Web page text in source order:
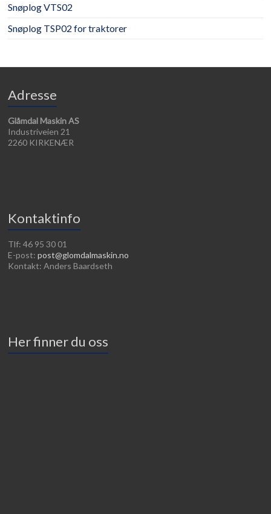
Snøplog VTS02
Snøplog TSP02 for traktorer
Adresse
Glåmdal Maskin AS
Industriveien 21
2260 KIRKENÆR
Kontaktinfo
Tlf: 46 95 30 01
E-post:post@glomdalmaskin.no
Kontakt: Anders Baardseth
Her finner du oss